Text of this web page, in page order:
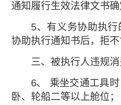
通知履行生效法律文书确
5、有义务协助执行
协助执行通知书后，拒不
三、被执行人违规消
6、 乘坐交通工具时
卧、轮船二等以上舱位；